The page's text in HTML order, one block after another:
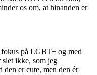
os om, at hinanden er
på LGBT+ og med
slet ikke, som jeg
den er cute, men den ér